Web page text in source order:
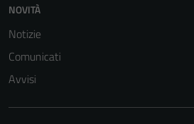
NOVITÀ
Notizie
Comunicati
Avvisi